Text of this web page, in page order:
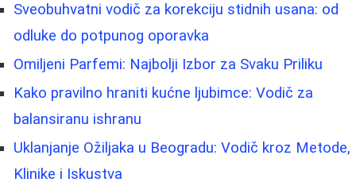
Sveobuhvatni vodič za korekciju stidnih usana: od
odluke do potpunog oporavka
Omiljeni Parfemi: Najbolji Izbor za Svaku Priliku
Kako pravilno hraniti kućne ljubimce: Vodič za
balansiranu ishranu
Uklanjanje Ožiljaka u Beogradu: Vodič kroz Metode,
Klinike i Iskustva